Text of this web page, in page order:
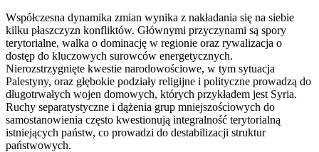
Współczesna dynamika zmian wynika z nakładania się na siebie
kilku płaszczyzn konfliktów. Głównymi przyczynami są spory
terytorialne, walka o dominację w regionie oraz rywalizacja o
dostęp do kluczowych surowców energetycznych.
Nierozstrzygnięte kwestie narodowościowe, w tym sytuacja
Palestyny, oraz głębokie podziały religijne i polityczne prowadzą do
długotrwałych wojen domowych, których przykładem jest Syria.
Ruchy separatystyczne i dążenia grup mniejszościowych do
samostanowienia często kwestionują integralność terytorialną
istniejących państw, co prowadzi do destabilizacji struktur
państwowych.